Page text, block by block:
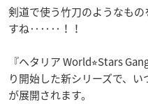
剣道で使う竹刀のようなも
すね‥‥‥！！
『ヘタリア World⭐︎Stars
り開始した新シリーズで、
が展開されます。